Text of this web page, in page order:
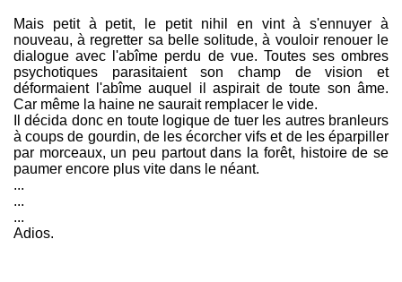
Mais petit à petit, le petit nihil en vint à s'ennuyer à
nouveau, à regretter sa belle solitude, à vouloir renouer le
dialogue avec l'abîme perdu de vue. Toutes ses ombres
psychotiques parasitaient son champ de vision et
déformaient l'abîme auquel il aspirait de toute son âme.
Car même la haine ne saurait remplacer le vide.
Il décida donc en toute logique de tuer les autres branleurs
à coups de gourdin, de les écorcher vifs et de les éparpiller
par morceaux, un peu partout dans la forêt, histoire de se
paumer encore plus vite dans le néant.
...
...
...
Adios.